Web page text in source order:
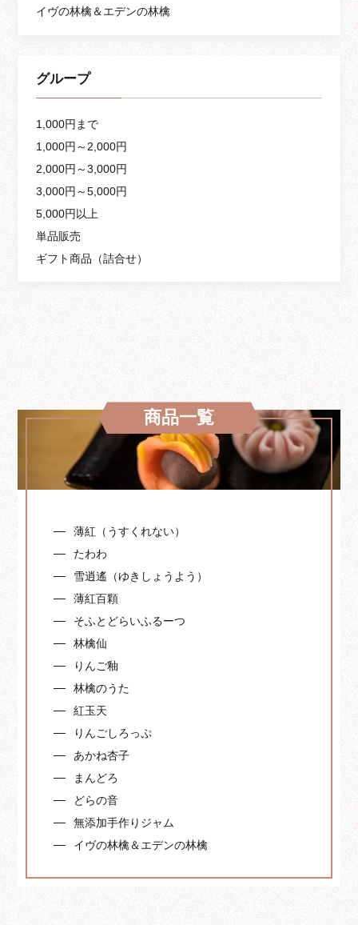
イヴの林檎＆エデンの林檎
グループ
1,000円まで
1,000円～2,000円
2,000円～3,000円
3,000円～5,000円
5,000円以上
単品販売
ギフト商品（詰合せ）
商品一覧
薄紅（うすくれない）
たわわ
雪逍遙（ゆきしょうよう）
薄紅百顆
そふとどらいふるーつ
林檎仙
りんご釉
林檎のうた
紅玉天
りんごしろっぷ
あかね杏子
まんどろ
どらの音
無添加手作りジャム
イヴの林檎＆エデンの林檎